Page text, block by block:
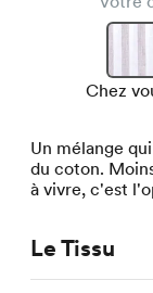
Chez
Un mélange
du coton.
à vivre, c'est
Le Tissu